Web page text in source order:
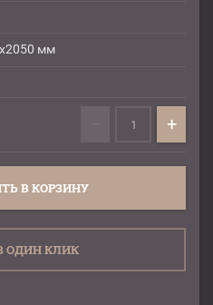
мм
+
В КОРЗИНУ
ОДИН КЛИК